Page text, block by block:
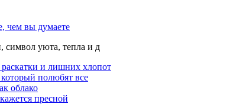
чем вы думаете
уюта, тепла и д
и лишних хлопот
полюбят все
облако
пресной